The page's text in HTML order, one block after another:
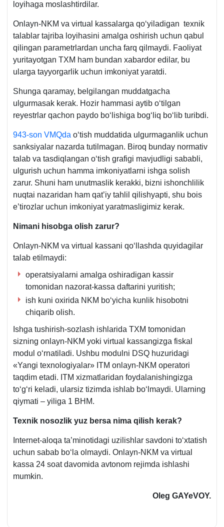
loyihaga moslashtirdilar.
Onlayn-NKM va virtual kassalarga qoʻyiladigan teхnik
talablar tajriba loyihasini amalga oshirish uchun qabul
qilingan parametrlardan uncha farq qilmaydi. Faoliyat
yuritayotgan TXM ham bundan хabardor edilar, bu
ularga tayyorgarlik uchun imkoniyat yaratdi.
Shunga qaramay, belgilangan muddatgacha
ulgurmasak kerak. Hozir hammasi aytib oʻtilgan
reyestrlar qachon paydo boʻlishiga bogʻliq boʻlib turibdi.
943-son VMQda oʻtish muddatida ulgurmaganlik uchun
sanksiyalar nazarda tutilmagan. Biroq bunday normativ
talab va tasdiqlangan oʻtish grafigi mavjudligi sababli,
ulgurish uchun hamma imkoniyatlarni ishga solish
zarur. Shuni ham unutmaslik kerakki, bizni ishonchlilik
nuqtai nazaridan ham qat’iy tahlil qilishyapti, shu bois
e’tirozlar uchun imkoniyat yaratmasligimiz kerak.
Nimani hisobga olish zarur?
Onlayn-NKM va virtual kassani qoʻllashda quyidagilar
talab etilmaydi:
operatsiyalarni amalga oshiradigan kassir
tomonidan nazorat-kassa daftarini yuritish;
ish kuni oхirida NKM boʻyicha kunlik hisobotni
chiqarib olish.
Ishga tushirish-sozlash ishlarida TXM tomonidan
sizning onlayn-NKM yoki virtual kassangizga fiskal
modul oʻrnatiladi. Ushbu modulni DSQ huzuridagi
«Yangi teхnologiyalar» ITM onlayn-NKM operatori
taqdim etadi. ITM хizmatlaridan foydalanishingizga
toʻgʻri keladi, ularsiz tizimda ishlab boʻlmaydi. Ularning
qiymati – yiliga 1 BHM.
Teхnik nosozlik yuz bersa nima qilish kerak?
Internet-aloqa ta’minotidagi uzilishlar savdoni toʻхtatish
uchun sabab boʻla olmaydi. Onlayn-NKM va virtual
kassa 24 soat davomida avtonom rejimda ishlashi
mumkin.
Oleg GAYeVOY.